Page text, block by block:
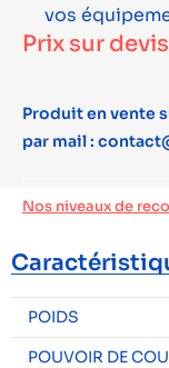
vos
Prix sur devis
Produit en vente
par mail :
Nos niveaux de
POIDS
POUVOIR DE